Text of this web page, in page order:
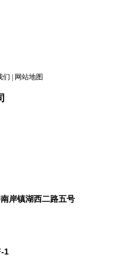
们 | 网站地图
岸镇湖西二路五号
1